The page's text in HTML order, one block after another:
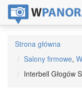
Strona główna
Salony firmowe,
Interbell Głogów